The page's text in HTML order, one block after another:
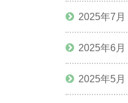
2025年7月
2025年6月
2025年5月